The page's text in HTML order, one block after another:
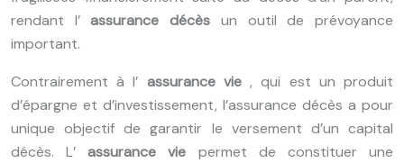
rendant l’assurance décès un outil de prévoyance
important.
Contrairement à l’ assurance vie, qui est un produit
d’épargne et d’investissement, l’assurance décès a pour
unique objectif de garantir le versement d’un capital
décès. L’assurance vie permet de constituer une